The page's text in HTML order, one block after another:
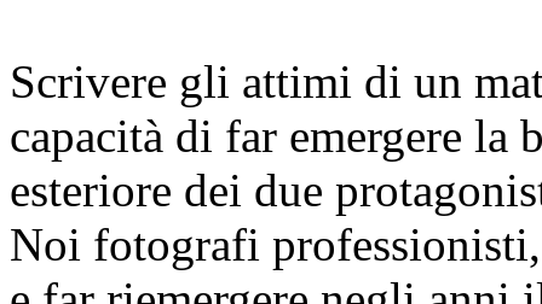
Scrivere gli attimi di un
capacità di far emergere la
esteriore dei due
Noi fotografi